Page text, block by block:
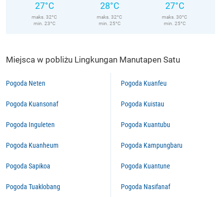
27°C
maks. 32°C
min. 23°C
28°C
maks. 32°C
min. 25°C
27°C
maks. 30°C
min. 25°C
Miejsca w pobliżu Lingkungan Manutapen Satu
Pogoda Neten
Pogoda Kuansonaf
Pogoda Inguleten
Pogoda Kuanheum
Pogoda Sapikoa
Pogoda Tuaklobang
Pogoda Kuanfeu
Pogoda Kuistau
Pogoda Kuantubu
Pogoda Kampungbaru
Pogoda Kuantune
Pogoda Nasifanaf